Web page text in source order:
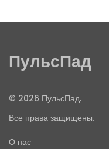
ПульсПад
© 2026 ПульсПад.
Все права защищены.
О нас